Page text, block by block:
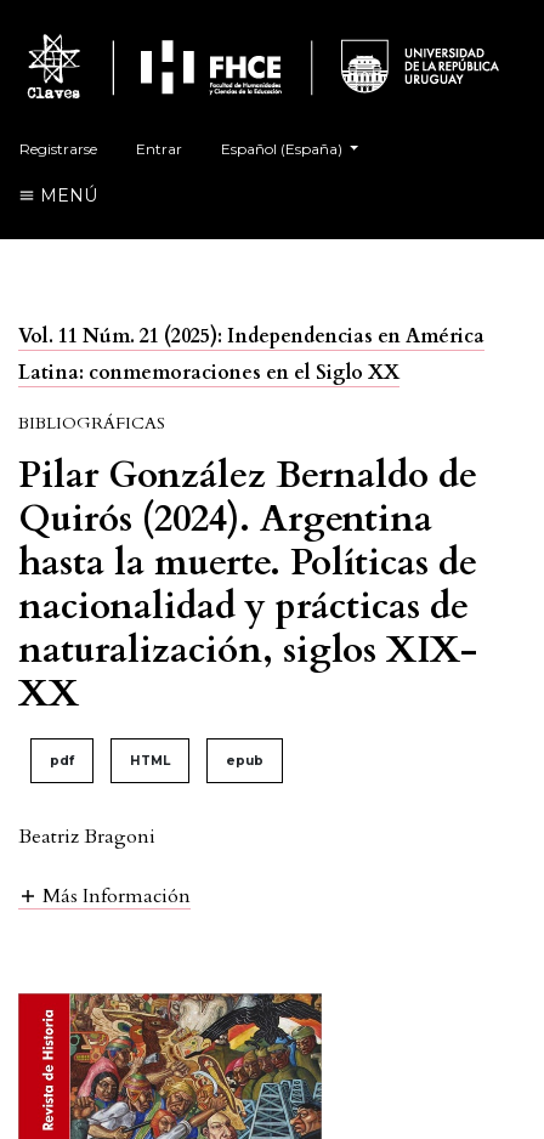
Registrarse Entrar Español (España)
MENÚ
Vol. 11 Núm. 21 (2025): Independencias en América
Latina: conmemoraciones en el Siglo XX
BIBLIOGRÁFICAS
Pilar González Bernaldo de
Quirós (2024). Argentina
hasta la muerte. Políticas de
nacionalidad y prácticas de
naturalización, siglos XIX-
XX
pdf HTML epub
Beatriz Bragoni
Más Información